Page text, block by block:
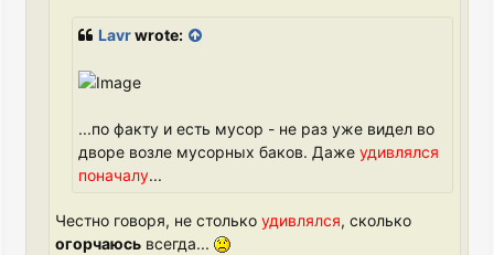
Lavrwrote:
...по факту и есть мусор - не раз уже видел во
дворе возле мусорных баков. Даже удивлялся
поначалу...
Честно говоря, не столько удивлялся, сколько
огорчаюсь всегда...